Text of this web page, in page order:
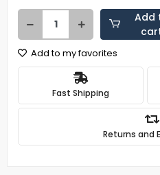
Add
Add to my favorites
Fast Shipping
Returns and